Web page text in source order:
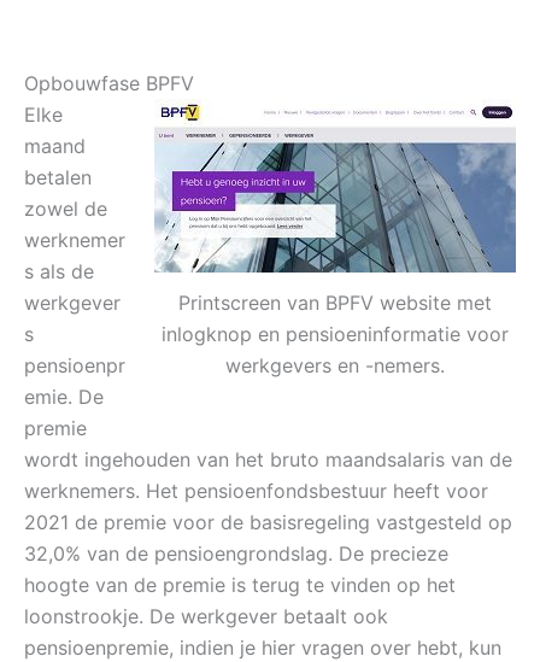
Opbouwfase BPFV
Printscreen van BPFV website met
inlogknop en pensioeninformatie voor
werkgevers en -nemers.
Elke
maand
betalen
zowel de
werknemer
s als de
werkgever
s
pensioenpr
emie. De
premie
wordt ingehouden van het bruto maandsalaris van de
werknemers. Het pensioenfondsbestuur heeft voor
2021 de premie voor de basisregeling vastgesteld op
32,0% van de pensioengrondslag. De precieze
hoogte van de premie is terug te vinden op het
loonstrookje. De werkgever betaalt ook
pensioenpremie, indien je hier vragen over hebt, kun